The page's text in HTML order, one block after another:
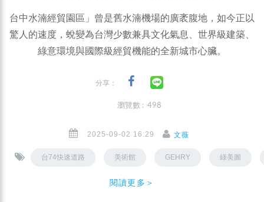
台中水湳經貿園區」曾是舊水湳機場的廣袤腹地，如今正以
驚人的速度，蛻變為台灣少數兼具文化氣息、世界級建築、
綠意環境與國際級經貿機能的全新城市心臟。
分享：
瀏覽數 : 498
2025-09-02 16:29 文薇
台74快速道路 美術館 GEHRY 綠美圖
閱讀更多＞